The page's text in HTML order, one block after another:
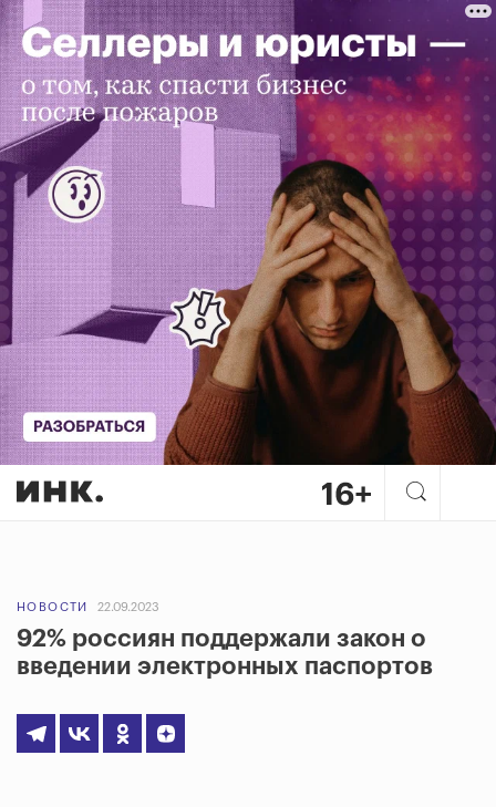
НОВОСТИ 22.09.2023
92% россиян поддержали закон о
введении электронных паспортов